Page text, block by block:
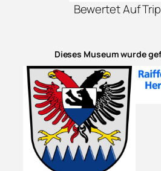
Bewertet Auf
Dieses Museum wurde